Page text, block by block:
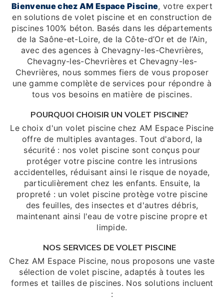
Bienvenue chez AM Espace Piscine, votre expert
en solutions de volet piscine et en construction de
piscines 100% béton. Basés dans les départements
de la Saône-et-Loire, de la Côte-d’Or et de l’Ain,
avec des agences à Chevagny-les-Chevrières,
Chevagny-les-Chevrières et Chevagny-les-
Chevrières, nous sommes fiers de vous proposer
une gamme complète de services pour répondre à
tous vos besoins en matière de piscines.
POURQUOI CHOISIR UN VOLET PISCINE?
Le choix d'un volet piscine chez AM Espace Piscine
offre de multiples avantages. Tout d'abord, la
sécurité : nos volet piscine sont conçus pour
protéger votre piscine contre les intrusions
accidentelles, réduisant ainsi le risque de noyade,
particulièrement chez les enfants. Ensuite, la
propreté : un volet piscine protège votre piscine
des feuilles, des insectes et d'autres débris,
maintenant ainsi l'eau de votre piscine propre et
limpide.
NOS SERVICES DE VOLET PISCINE
Chez AM Espace Piscine, nous proposons une vaste
sélection de volet piscine, adaptés à toutes les
formes et tailles de piscines. Nos solutions incluent
: